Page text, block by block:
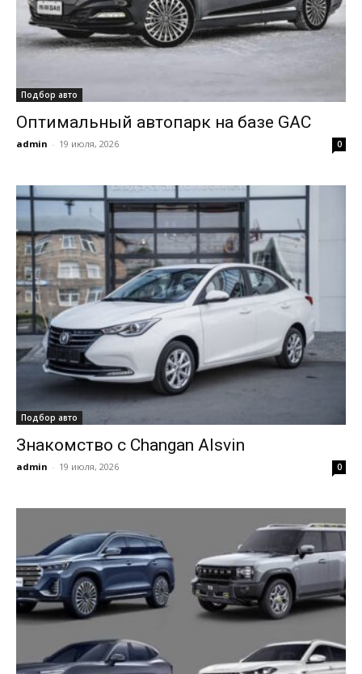
Подбор авто
Оптимальный автопарк на базе GAC
admin - 19 июля, 2026 0
Подбор авто
Знакомство с Changan Alsvin
admin - 19 июля, 2026 0